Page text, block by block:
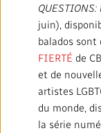
QUESTIONS:
juin),
balados sont
FIERTÉ de
et de
artistes
du monde,
la série